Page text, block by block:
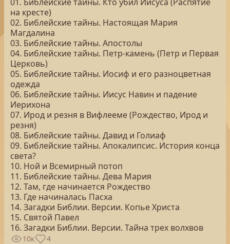
на кресте)
02. Библейские тайны. Настоящая Мария
Магдалина
03. Библейские тайны. Апостолы
04. Библейские тайны. Петр-камень (Петр и Первая
Церковь)
05. Библейские тайны. Иосиф и его разноцветная
одежда
06. Библейские тайны. Иисус Навин и падение
Иерихона
07. Ирод и резня в Вифлееме (Рождество, Ирод и
резня)
08. Библейские тайны. Давид и Голиаф
09. Библейские тайны. Апокалипсис. История конца
света?
10. Ной и Всемирный потоп
11. Библейские тайны. Дева Мария
12. Там, где начинается Рождество
13. Где начиналась Пасха
14. Загадки Библии. Версии. Копье Христа
15. Святой Павел
16. Загадки Библии. Версии. Тайна трех волхвов
10к 4